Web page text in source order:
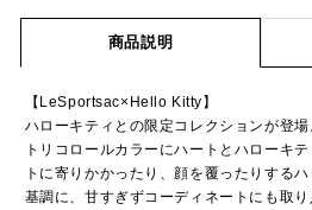
商品説明
【LeSportsac×Hello Kitty】
ハローキティとの限定コレクションが登場
トリコロールカラーにハートとハローキ
トに寄りかかったり、顔を覆ったりする
基調に、甘すぎずコーディネートにも取り